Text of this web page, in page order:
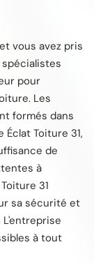
vous avez pris
spécialistes
pour
Les
formés dans
Toiture 31,
de
à
31
sa sécurité et
à tout